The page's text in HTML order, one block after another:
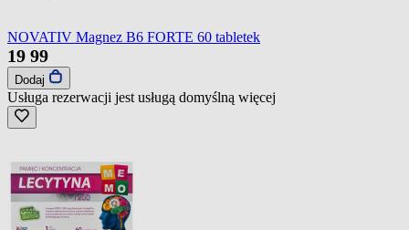
NOVATIV Magnez B6 FORTE 60 tabletek
19 99
Dodaj
Usługa rezerwacji jest usługą domyślną więcej